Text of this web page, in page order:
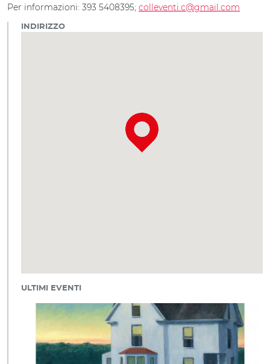
Per informazioni: 393 5408395; colleventi.c@gmail.com
INDIRIZZO
ULTIMI EVENTI